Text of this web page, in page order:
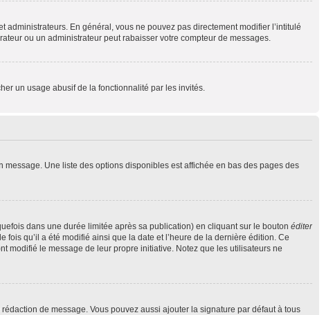
En général, vous ne pouvez pas directement modifier l’intitulé
ou un administrateur peut rabaisser votre compteur de messages.
un usage abusif de la fonctionnalité par les invités.
Une liste des options disponibles est affichée en bas des pages des
dans une durée limitée après sa publication) en cliquant sur le bouton éditer
qu’il a été modifié ainsi que la date et l’heure de la dernière édition. Ce
modifié le message de leur propre initiative. Notez que les utilisateurs ne
de message. Vous pouvez aussi ajouter la signature par défaut à tous